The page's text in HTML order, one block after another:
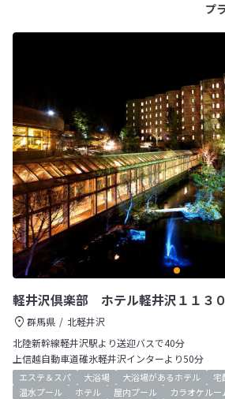
プ
軽井沢倶楽部 ホテル軽井沢１１３０
群馬県
北軽井沢
北陸新幹線軽井沢駅より送迎バスで40分
上信越自動車道碓氷軽井沢インターより50分
エステ＆スパ 大浴場 大浴場があるホテル 宅
温水プール
ホテル 屋内プール カラオケルー